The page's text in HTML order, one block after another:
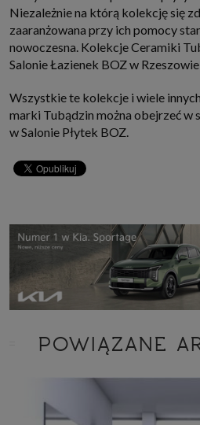
Niezależnie na którą kolekcję się
zaaranżowana przy ich pomocy
nowoczesna. Kolekcje Ceramiki
Salonie Łazienek BOZ w
Wszystkie te kolekcje i wiele
marki Tubądzin można obejrzeć w
w Salonie Płytek BOZ.
POWIĄZANE